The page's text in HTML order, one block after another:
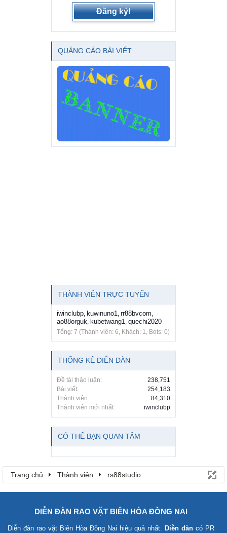
Đăng ký!
QUẢNG CÁO BÀI VIẾT
THÀNH VIÊN TRỰC TUYẾN
iwinclubp, kuwinuno1, rr88bvcom,
ao88orguk, kubetwang1, quechi2020
Tổng: 7 (Thành viên: 6, Khách: 1, Bots: 0)
THỐNG KÊ DIỄN ĐÀN
Đề tài thảo luận:
238,751
Bài viết:
254,183
Thành viên:
84,310
Thành viên mới nhất:
iwinclubp
CÓ THỂ BẠN QUAN TÂM
Trang chủ Thành viên rs88studio
DIỄN ĐÀN RAO VẶT BIÊN HÒA ĐỒNG NAI
Diễn đàn rao vặt Biên Hòa Đồng Nai hiệu quả nhất. Diễn đàn có PR